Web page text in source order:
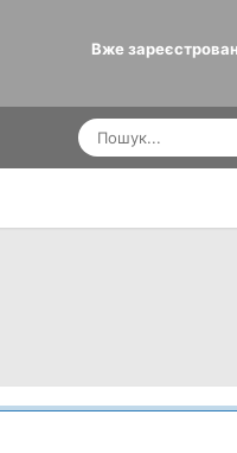
Вже